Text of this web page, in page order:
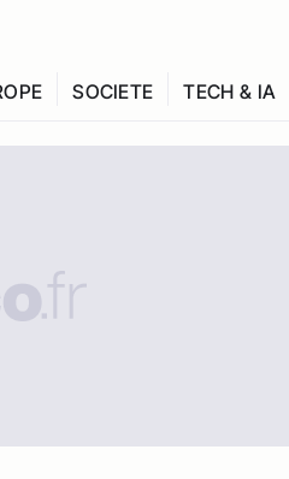
SOCIETE TECH & IA